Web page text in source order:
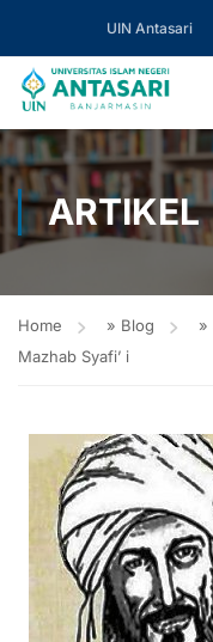
UIN Antasari
ARTIKEL
Home » Blog »
Mazhab Syafi’ i